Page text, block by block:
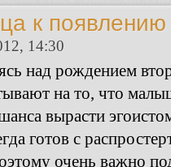
к
14:30
над рождением
на то, что
вырасти
готов с
очень важно